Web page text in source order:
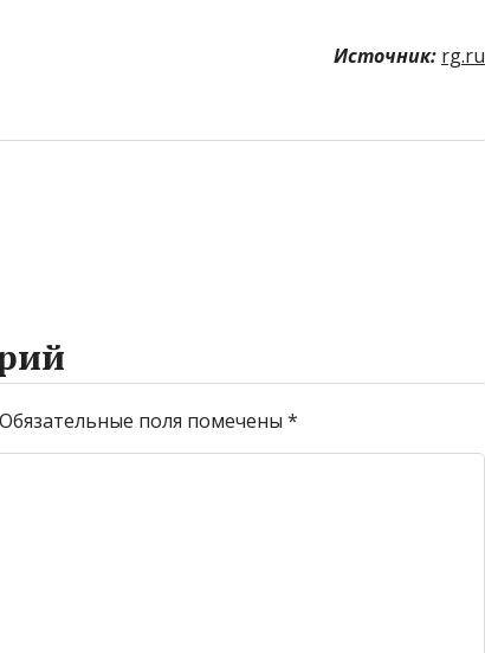
Источник: rg.ru
Обязательные поля помечены *